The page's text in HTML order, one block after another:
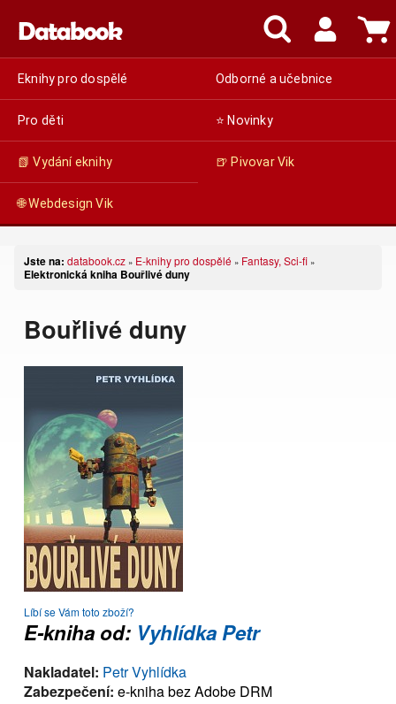
Eknihy pro dospělé Odborné a učebnice
Pro děti ⭐ Novinky
📗 Vydání eknihy 🍺 Pivovar Vik
🌐 Webdesign Vik
Jste na: databook.cz » E-knihy pro dospělé » Fantasy, Sci-fi »
Elektronická kniha Bouřlivé duny
Bouřlivé duny
Líbí se Vám toto zboží?
E-kniha od: Vyhlídka Petr
Nakladatel: Petr Vyhlídka
Zabezpečení: e-kniha bez Adobe DRM